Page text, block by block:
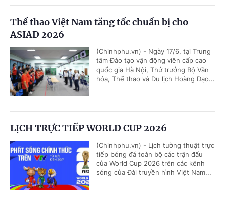
Thể thao Việt Nam tăng tốc chuẩn bị cho
ASIAD 2026
(Chinhphu.vn) - Ngày 17/6, tại Trung
tâm Đào tạo vận động viên cấp cao
quốc gia Hà Nội, Thứ trưởng Bộ Văn
hóa, Thể thao và Du lịch Hoàng Đạo...
LỊCH TRỰC TIẾP WORLD CUP 2026
(Chinhphu.vn) - Lịch tường thuật trực
tiếp bóng đá toàn bộ các trận đấu
của World Cup 2026 trên các kênh
sóng của Đài truyền hình Việt Nam...